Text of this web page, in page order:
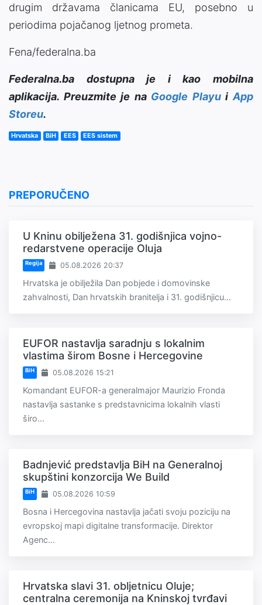
drugim državama članicama EU, posebno u
periodima pojačanog ljetnog prometa.
Fena/federalna.ba
Federalna.ba dostupna je i kao mobilna
aplikacija. Preuzmite je na Google PlayuiApp
Storeu.
Hrvatska BiH EES EES sistem
PREPORUČENO
U Kninu obilježena 31. godišnjica vojno-
redarstvene operacije Oluja
Regija 05.08.2026 20:37
Hrvatska je obilježila Dan pobjede i domovinske
zahvalnosti, Dan hrvatskih branitelja i 31. godišnjicu...
EUFOR nastavlja saradnju s lokalnim
vlastima širom Bosne i Hercegovine
BiH 05.08.2026 15:21
Komandant EUFOR-a generalmajor Maurizio Fronda
nastavlja sastanke s predstavnicima lokalnih vlasti
širo...
Badnjević predstavlja BiH na Generalnoj
skupštini konzorcija We Build
BiH 05.08.2026 10:59
Bosna i Hercegovina nastavlja jačati svoju poziciju na
evropskoj mapi digitalne transformacije. Direktor
Agenc...
Hrvatska slavi 31. obljetnicu Oluje;
centralna ceremonija na Kninskoj tvrđavi